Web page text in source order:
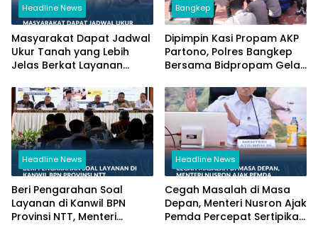
Headline News
Masyarakat Dapat Jadwal
Ukur Tanah yang Lebih
Jelas Berkat Layanan
Bangkep
Dipimpin Kasi Propam AKP
Partono, Polres Bangkep
Bersama Bidpropam Gelar
Headline News
Beri Pengarahan Soal
Layanan di Kanwil BPN
Provinsi NTT, Menteri
Headline News
Cegah Masalah di Masa
Depan, Menteri Nusron Ajak
Pemda Percepat Sertipikasi